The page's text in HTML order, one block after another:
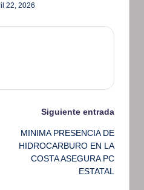
22, 2026
Siguiente entrada
MINIMA PRESENCIA DE
HIDROCARBURO EN LA
COSTA ASEGURA PC
ESTATAL